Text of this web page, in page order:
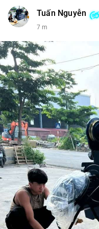
📰 Nguồn: CoinDesk
Tuấn Nguyễn
7 m